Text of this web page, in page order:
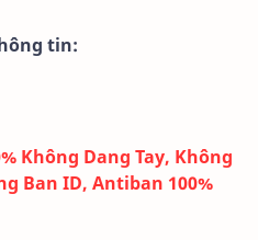
tin:
Không Dang Tay, Không
Ban ID, Antiban 100%